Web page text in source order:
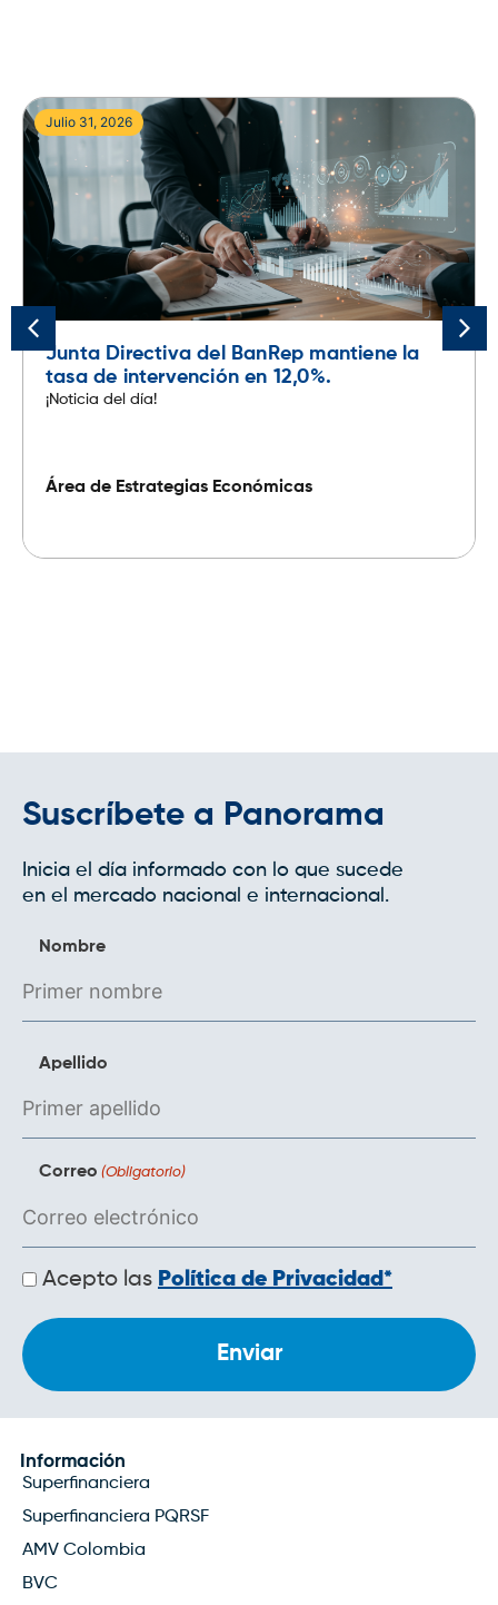
Julio 29, 2026
Reserva Federal mantuvo su tasa estable
en Julio
¡Noticia del día!
Área de Estrategias Económicas
Suscríbete a Panorama
Inicia el día informado con lo que sucede
en el mercado nacional e internacional.
Nombre
Apellido
Correo (Obligatorio)
Políticas
de
Acepto las Política de Privacidad*
Información
Superfinanciera
Superfinanciera PQRSF
AMV Colombia
BVC